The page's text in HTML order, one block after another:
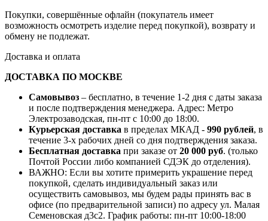
Покупки, совершённые офлайн (покупатель имеет
возможность осмотреть изделие перед покупкой), возврату и
обмену не подлежат.
Доставка и оплата
ДОСТАВКА ПО МОСКВЕ
Самовывоз – бесплатно, в течение 1-2 дня с даты заказа
и после подтверждения менеджера. Адрес: Метро
Электрозаводская, пн-пт с 10:00 до 18:00.
Курьерская доставка в пределах МКАД - 990 рублей, в
течение 3-х рабочих дней со дня подтверждения заказа.
Бесплатная доставка при заказе от 20 000 руб. (только
Почтой России либо компанией СДЭК до отделения).
ВАЖНО: Если вы хотите примерить украшение перед
покупкой, сделать индивидуальный заказ или
осуществить самовывоз, мы будем рады принять вас в
офисе (по предварительной записи) по адресу ул. Малая
Семеновская д3с2. График работы: пн-пт 10:00-18:00